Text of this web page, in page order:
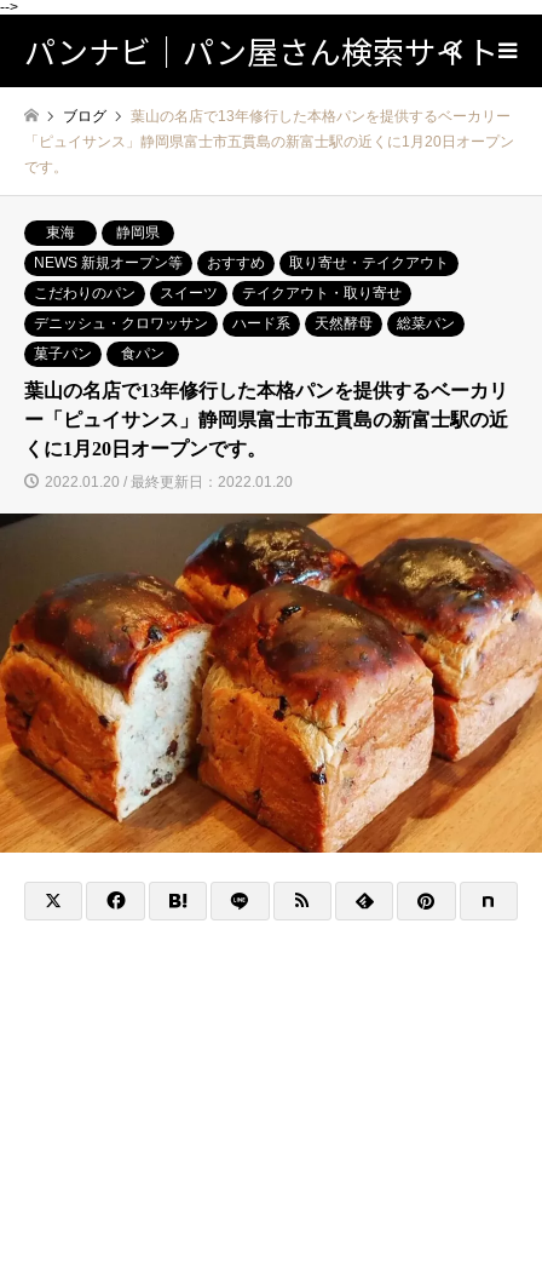
-->
パンナビ｜パン屋さん検索サイト検索
ブログ
葉山の名店で13年修行した本格パンを提供するベーカリー
「ピュイサンス」静岡県富士市五貫島の新富士駅の近くに1月20日オープン
です。
東海
静岡県
NEWS 新規オープン等
おすすめ
取り寄せ・テイクアウト
こだわりのパン
スイーツ
テイクアウト・取り寄せ
デニッシュ・クロワッサン
ハード系 天然酵母
総菜パン
菓子パン
食パン
葉山の名店で13年修行した本格パンを提供するベーカリ
ー「ピュイサンス」静岡県富士市五貫島の新富士駅の近
くに1月20日オープンです。
2022.01.20 / 最終更新日：2022.01.20